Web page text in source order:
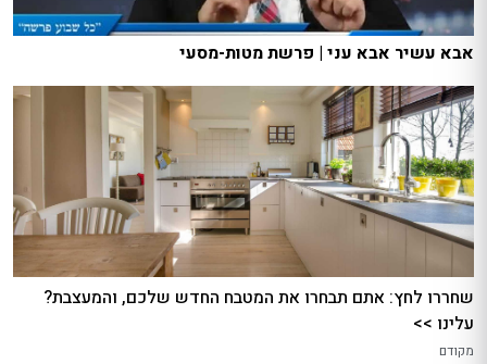
אבא עשיר אבא עני | פרשת מטות-מסעי
שחררו לחץ: אתם תבחרו את המטבח החדש שלכם, והמעצבת?
עלינו >>
מקודם